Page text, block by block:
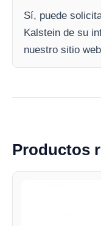
Sí, puede
Kalstein de su
nuestro sitio
Productos